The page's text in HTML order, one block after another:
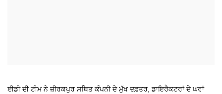
ਈਡੀ ਦੀ ਟੀਮ ਨੇ ਜ਼ੀਰਕਪੁਰ ਸਥਿਤ ਕੰਪਨੀ ਦੇ ਮੁੱਖ ਦਫ਼ਤਰ, ਡਾਇਰੈਕਟਰਾਂ ਦੇ ਘਰਾਂ